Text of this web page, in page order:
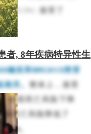
（33
接受了
确实和BRCA1/2突变
关。 整体上，接受
全因死亡风险下降
因死亡风险降低了
56%
者, 8年疾病特异性生